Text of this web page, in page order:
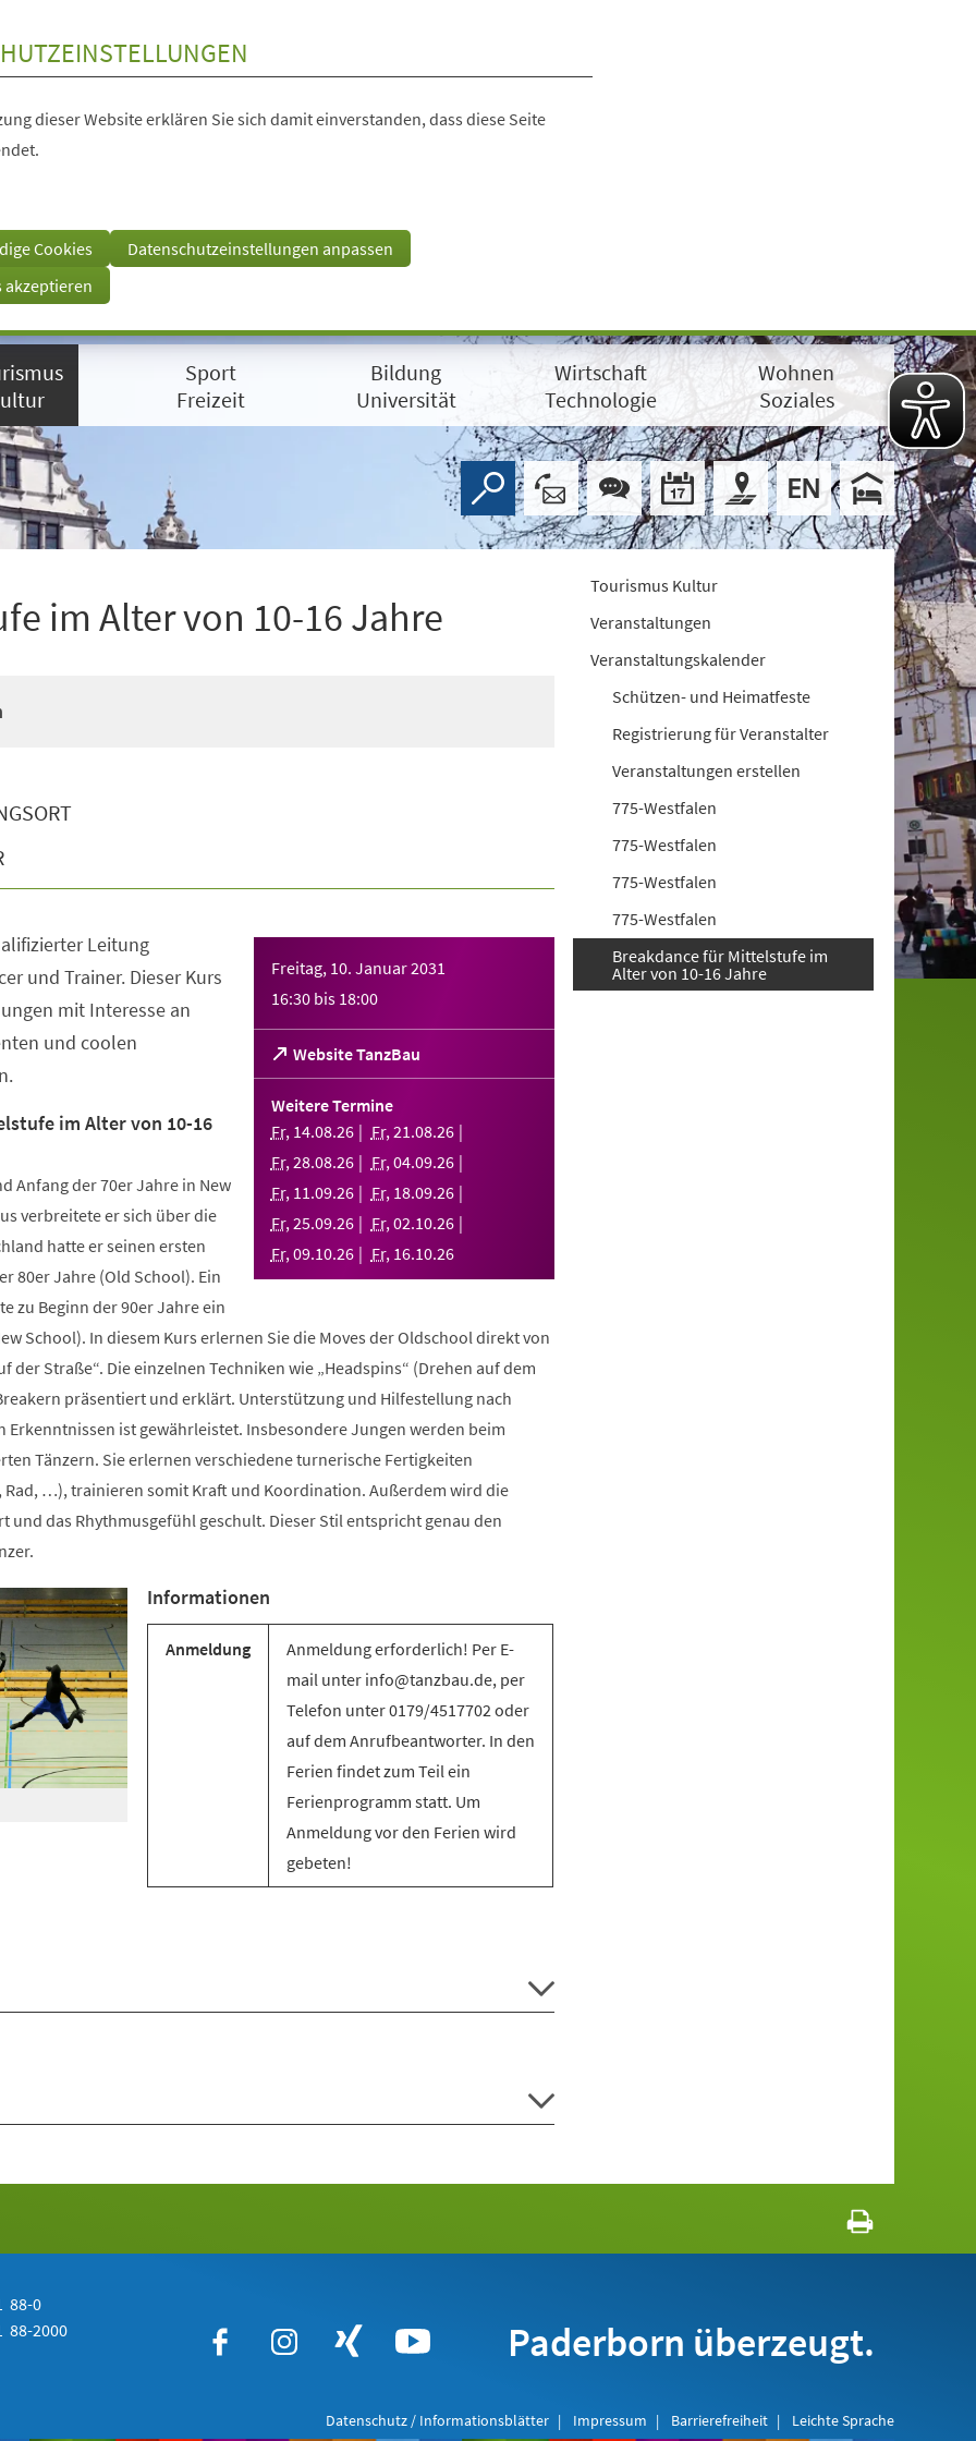
dieser Website erklären Sie sich damit einverstanden, dass diese Seite
Cookies
Datenschutzeinstellungen anpassen
akzeptieren
Sport
Freizeit
Bildung
Universität
Wirtschaft
Technologie
Wohnen
Soziales
im Alter von 10-16 Jahre
Freitag, 10. Januar 2031
16:30 bis 18:00
Website TanzBau
(Öffnet
in
einem
Tab)
Weitere Termine
Fr, 14.08.26 Fr,21.08.26
Fr,28.08.26 Fr,04.09.26
Fr, 11.09.26 Fr, 18.09.26
Fr,25.09.26 Fr,02.10.26
Fr,09.10.26 Fr, 16.10.26
Leitung
und Trainer. Dieser Kurs
mit Interesse an
und coolen
im Alter von 10-16
Anfang der 70er Jahre in New
verbreitete er sich über die
hatte er seinen ersten
80er Jahre (Old School). Ein
zu Beginn der 90er Jahre ein
School). In diesem Kurs erlernen Sie die Moves der Oldschool direkt von
der Straße“. Die einzelnen Techniken wie „Headspins“ (Drehen auf dem
präsentiert und erklärt. Unterstützung und Hilfestellung nach
ist gewährleistet. Insbesondere Jungen werden beim
Tänzern. Sie erlernen verschiedene turnerische Fertigkeiten
Rad, …), trainieren somit Kraft und Koordination. Außerdem wird die
und das Rhythmusgefühl geschult. Dieser Stil entspricht genau den
Informationen
Anmeldung
Anmeldung erforderlich! Per E-
mail unter info@tanzbau.de, per
Telefon unter 0179/4517702 oder
auf dem Anrufbeantworter. In den
Ferien findet zum Teil ein
Ferienprogramm statt. Um
Anmeldung vor den Ferien wird
gebeten!
Tourismus Kultur
Veranstaltungen
Veranstaltungskalender
Schützen- und Heimatfeste
Registrierung für Veranstalter
Veranstaltungen erstellen
775-Westfalen
775-Westfalen
775-Westfalen
775-Westfalen
Breakdance für Mittelstufe im
Alter von 10-16 Jahre
88-0
88-2000 Paderborn überzeugt.
Datenschutz / Informationsblätter Impressum Barrierefreiheit Leichte Sprache